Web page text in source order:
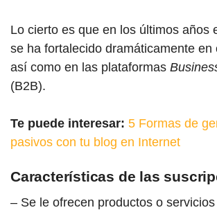
Lo cierto es que en los últimos años
se ha fortalecido dramáticamente en
así como en las plataformas
(B2B).
Te puede interesar: 5 Formas de
pasivos con tu blog en Internet
Características de las
– Se le ofrecen productos o